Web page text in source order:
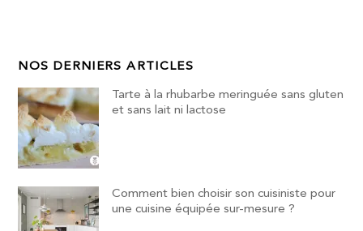
NOS DERNIERS ARTICLES
Tarte à la rhubarbe meringuée sans gluten
et sans lait ni lactose
Comment bien choisir son cuisiniste pour
une cuisine équipée sur-mesure ?